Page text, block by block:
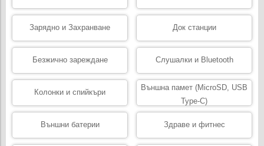
Зарядно и Захранване Док станции
Безжично зареждане Слушалки и Bluetooth
Колонки и спийкъри
Външна памет (MicroSD, USB
Type-C)
Външни батерии Здраве и фитнес